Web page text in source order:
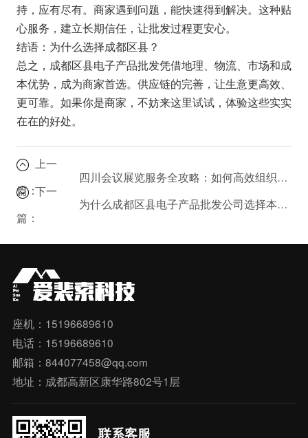
持，应有尽有。商家遇到问题，能快速得到解决。这种贴
心服务，建立长期信任，让批发过程更安心。
结语：为什么选择成都区县？
总之，成都区县电子产品批发凭借地理、物流、市场和成
本优势，成为商家首选。供应链的完善，让生意更高效、
更可靠。如果你是商家，不妨来这里试试，体验这些实实
在在的好处。
上一
篇：
四川会议展览服务全攻略：如何高效组织大型行业展会？
下一
篇：
为什么成都区县电子产品批发公司选择本地供应商更划算？
座机：15196689610
电话：15196689610
邮箱：844077458@qq.com
地址：成都高新区康华路802号1层
联系客服